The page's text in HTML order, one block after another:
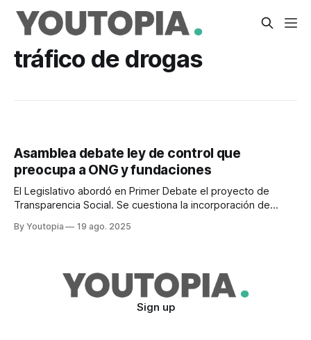
tráfico de drogas
Asamblea debate ley de control que
preocupa a ONG y fundaciones
El Legislativo abordó en Primer Debate el proyecto de
Transparencia Social. Se cuestiona la incorporación de
By Youtopia 19 ago. 2025
Sign up